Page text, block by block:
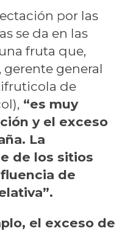
por las
se da en las
fruta que,
gerente general
de
“es muy
y el exceso
La
de los sitios
de
el exceso de